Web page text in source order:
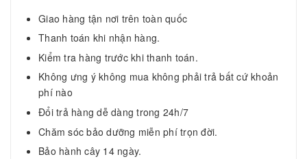
Giao hàng tận nơi trên toàn quốc
Thanh toán khi nhận hàng.
Kiểm tra hàng trước khi thanh toán.
Không ưng ý không mua không phải trả bất cứ khoản
phí nào
Đổi trả hàng dễ dàng trong 24h/7
Chăm sóc bảo dưỡng miễn phí trọn đời.
Bảo hành cây 14 ngày.